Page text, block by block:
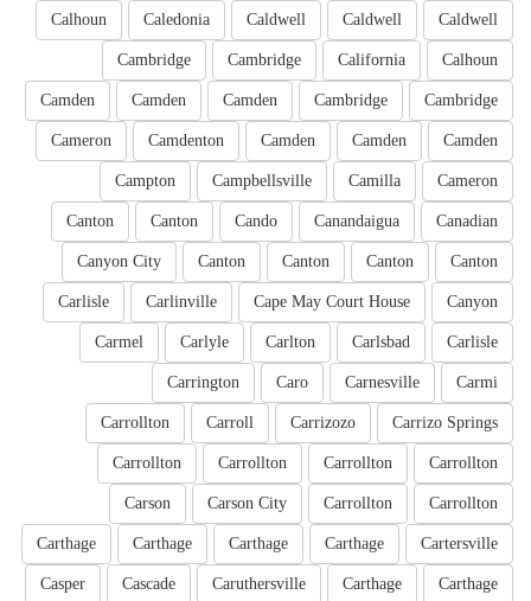
Caldwell
Caldwell
Caldwell
Caledonia
Calhoun
Calhoun
California
Cambridge
Cambridge
Cambridge
Cambridge
Camden
Camden
Camden
Camden
Camden
Camden
Camdenton
Cameron
Cameron
Camilla
Campbellsville
Campton
Canadian
Canandaigua
Cando
Canton
Canton
Canton
Canton
Canton
Canton
Canyon City
Canyon
Cape May Court House
Carlinville
Carlisle
Carlisle
Carlsbad
Carlton
Carlyle
Carmel
Carmi
Carnesville
Caro
Carrington
Carrizo Springs
Carrizozo
Carroll
Carrollton
Carrollton
Carrollton
Carrollton
Carrollton
Carrollton
Carrollton
Carson City
Carson
Cartersville
Carthage
Carthage
Carthage
Carthage
Carthage
Carthage
Caruthersville
Cascade
Casper